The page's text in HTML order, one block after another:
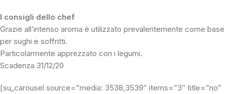
I consigli dello chef
Grazie all’intenso aroma è utilizzato prevalentemente come base
per sughi e soffritti.
Particolarmente apprezzato con i legumi.
Scadenza 31/12/20
[su_carousel source=”media: 3538,3539″ items=”3″ title=”no”